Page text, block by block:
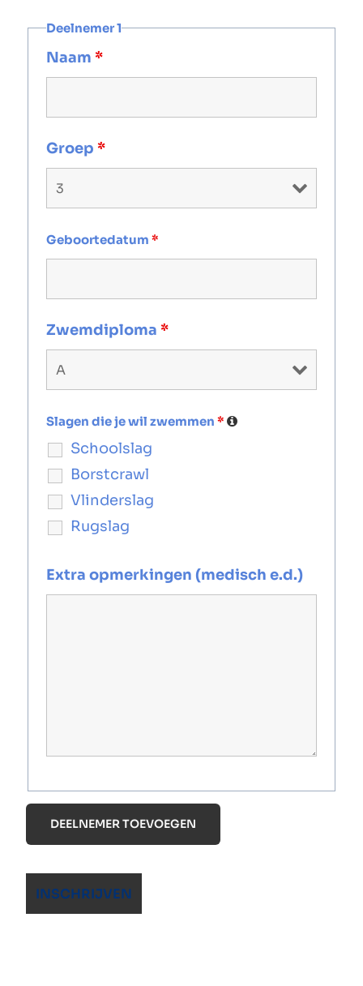
Deelnemer 1
Naam *
Groep *
Geboortedatum *
Zwemdiploma *
Slagen die je wil zwemmen *
Schoolslag
Borstcrawl
Vlinderslag
Rugslag
Extra opmerkingen (medisch e.d.)
DEELNEMER TOEVOEGEN